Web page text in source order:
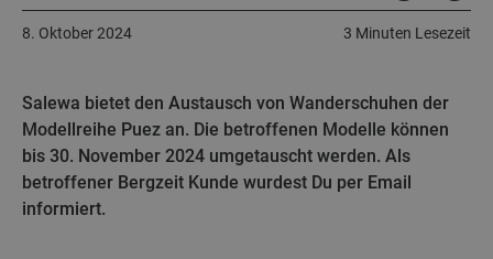
3 Minuten Lesezeit
8. Oktober 2024
Salewa bietet den Austausch von Wanderschuhen der
Modellreihe Puez an. Die betroffenen Modelle können
bis 30. November 2024 umgetauscht werden. Als
betroffener Bergzeit Kunde wurdest Du per Email
informiert.